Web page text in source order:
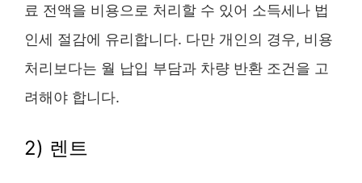
료 전액을 비용으로 처리할 수 있어 소득세나 법
인세 절감에 유리합니다. 다만 개인의 경우, 비용
처리보다는 월 납입 부담과 차량 반환 조건을 고
려해야 합니다.
2) 렌트